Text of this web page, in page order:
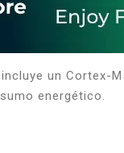
un Cortex-
energético.